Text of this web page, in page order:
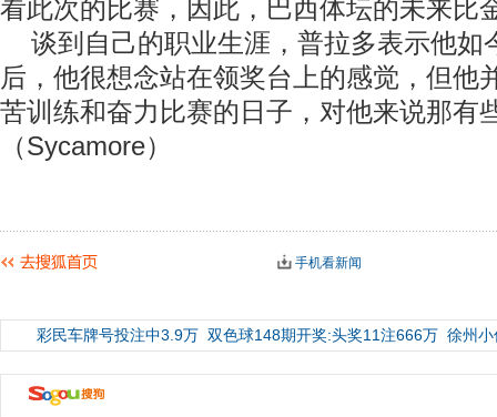
看此次的比赛，因此，巴西体坛的未来比
谈到自己的职业生涯，普拉多表示他如
后，他很想念站在领奖台上的感觉，但他
苦训练和奋力比赛的日子，对他来说那有
（Sycamore）
手机看新闻
彩民车牌号投注中3.9万 双色球148期开奖:头奖11注666万 徐州